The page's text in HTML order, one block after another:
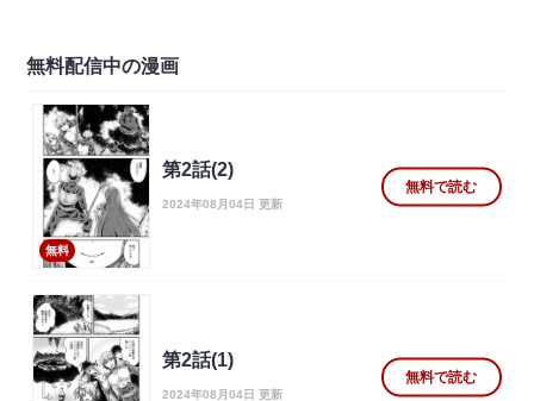
無料配信中の漫画
無料
第2話(2)
2024年08月04日 更新
無料で読む
第2話(1)
2024年08月04日 更新
無料で読む